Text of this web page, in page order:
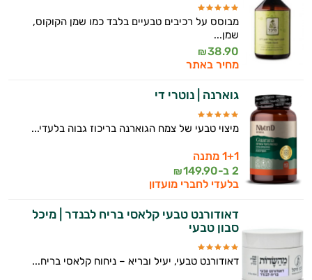
מבוסס על רכיבים טבעיים בלבד כמו שמן הקוקוס,
שמן...
38.90
₪
מחיר באתר
גוארנה | נוטרי די
מיצוי טבעי של צמח הגוארנה בריכוז גבוה בלעדי...
1+1 מתנה
2 ב-
149.90
₪
בלעדי לחברי מועדון
דאודורנט טבעי קלאסי בריח לבנדר | מיכל
סבון טבעי
דאודורנט טבעי, יעיל ובריא – ניחוח קלאסי בריח...